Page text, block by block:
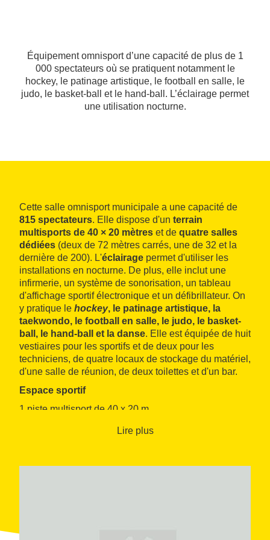
Équipement omnisport d’une capacité de plus de 1
000 spectateurs où se pratiquent notamment le
hockey, le patinage artistique, le football en salle, le
judo, le basket-ball et le hand-ball. L’éclairage permet
une utilisation nocturne.
Cette salle omnisport municipale a une capacité de
815 spectateurs. Elle dispose d'un terrain
multisports de 40 × 20 mètres et de quatre salles
dédiées (deux de 72 mètres carrés, une de 32 et la
dernière de 200). L'éclairage permet d'utiliser les
installations en nocturne. De plus, elle inclut une
infirmerie, un système de sonorisation, un tableau
d'affichage sportif électronique et un défibrillateur. On
y pratique le hockey, le patinage artistique, la
taekwondo, le football en salle, le judo, le basket-
ball, le hand-ball et la danse. Elle est équipée de huit
vestiaires pour les sportifs et de deux pour les
techniciens, de quatre locaux de stockage du matériel,
d'une salle de réunion, de deux toilettes et d'un bar.
Espace sportif
1 piste multisport de 40 x 20 m
4 salles spécialisées : 2 de 72 m2, 1 de 200 m2, 1 de
Lire plus